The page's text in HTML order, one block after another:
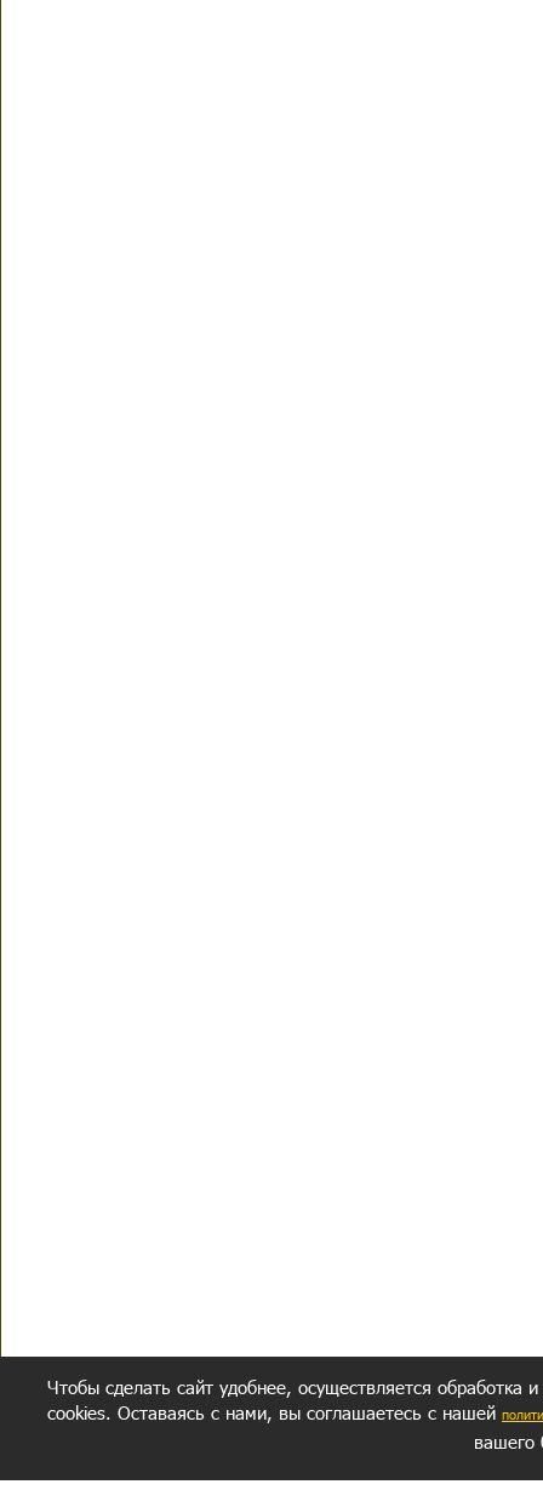
Чтобы сделать сайт удобнее, осуществляется обработка
cookies. Оставаясь с нами, вы соглашаетесь с нашей
вашего